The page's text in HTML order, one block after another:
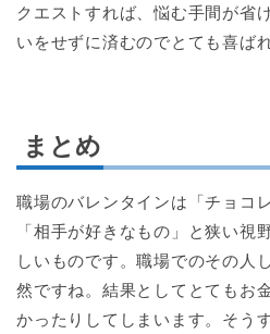
クエストすれば、悩む手間が省
いをせずに済むのでとても喜ば
まとめ
職場のバレンタインは「チョコ
「相手が好きなもの」と狭い視
しいものです。職場でのその人
然ですね。結果としてとてもお
かったりしてしまいます。そう